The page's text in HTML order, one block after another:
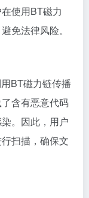
使用BT磁力
免法律风险。
BT磁力链传播
含有恶意代码
。因此，用户
扫描，确保文